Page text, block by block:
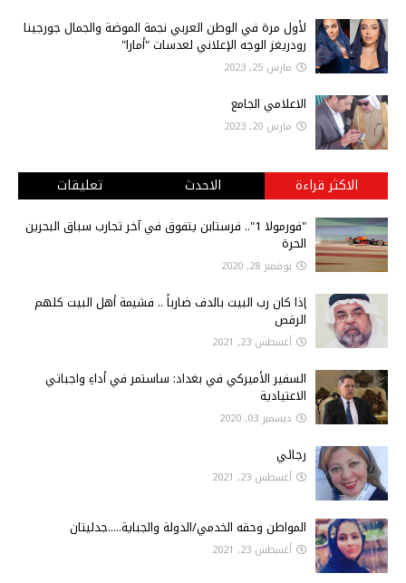
لأول مرة في الوطن العربي نجمة الموضة والجمال جورجينا
رودريغز الوجه الإعلاني لعدسات "أمارا"
مارس 25, 2023
الاعلامي الجامع
مارس 20, 2023
الاكثر قراءة الاحدث تعليقات
"فورمولا 1".. فرستابن يتفوق في آخر تجارب سباق البحرين
الحرة
نوفمبر 28, 2020
إذا كان رب البيت بالدف ضارباً .. فشيمة أهل البيت كلهم
الرقص
أغسطس 23, 2021
السفير الأميركي في بغداد: ساستمر في أداءِ واجباتي
الاعتيادية
ديسمبر 03, 2020
رجائي
أغسطس 23, 2021
المواطن وحقه الخدمي/الدولة والجباية.....جدليتان
أغسطس 23, 2021